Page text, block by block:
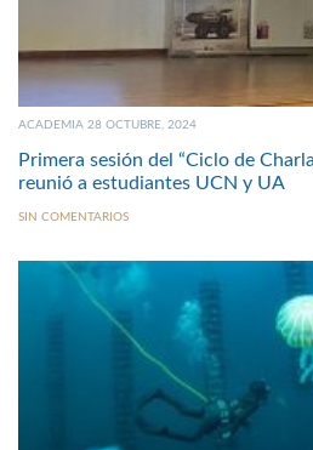
ACADEMIA 28 OCTUBRE, 2024
Primera sesión del “Ciclo de
reunió a estudiantes UCN y UA
SIN COMENTARIOS